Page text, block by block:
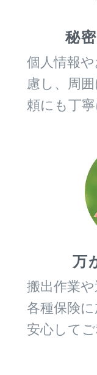
秘
個人情報
慮し、周
頼にも丁
万
搬出作業や
各種保険
安心して